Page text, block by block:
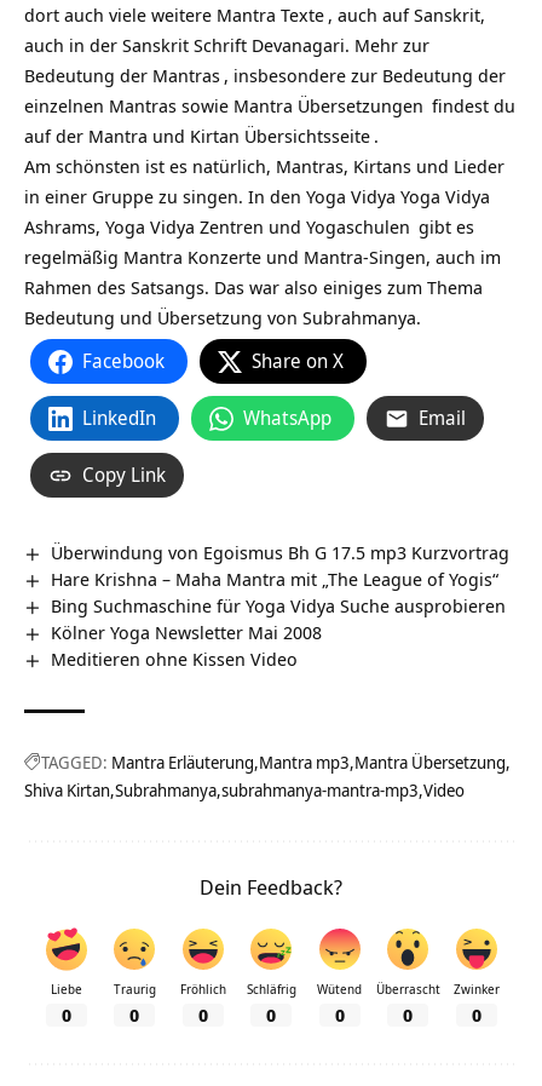
dort auch viele weitere Mantra Texte , auch auf Sanskrit,
auch in der Sanskrit Schrift Devanagari. Mehr zur
Bedeutung der Mantras , insbesondere zur Bedeutung der
einzelnen Mantras sowie Mantra Übersetzungen findest du
aufder Mantra und Kirtan Übersichtsseite .
Am schönsten ist es natürlich, Mantras, Kirtans und Lieder
in einer Gruppe zu singen. In den Yoga Vidya Yoga Vidya
Ashrams, Yoga Vidya Zentren und Yogaschulen gibt es
regelmäßig Mantra Konzerte und Mantra-Singen, auch im
Rahmen des Satsangs. Das war also einiges zum Thema
Bedeutung und Übersetzung von Subrahmanya.
Facebook Share on X
LinkedIn WhatsApp Email
Copy Link
Überwindung von Egoismus Bh G 17.5 mp3 Kurzvortrag
Hare Krishna – Maha Mantra mit „The League of Yogis“
Bing Suchmaschine für Yoga Vidya Suche ausprobieren
Kölner Yoga Newsletter Mai 2008
Meditieren ohne Kissen Video
TAGGED: Mantra Erläuterung Mantra mp3 Mantra Übersetzung
Shiva Kirtan Subrahmanya subrahmanya-mantra-mp3 Video
Dein Feedback?
Liebe
0
Traurig
0
Fröhlich
0
Schläfrig
0
Wütend
0
Überrascht
0
Zwinker
0